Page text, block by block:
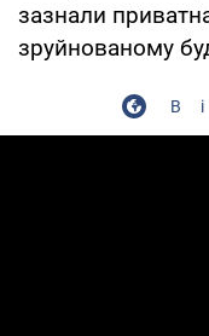
зазнали
зруйнованому